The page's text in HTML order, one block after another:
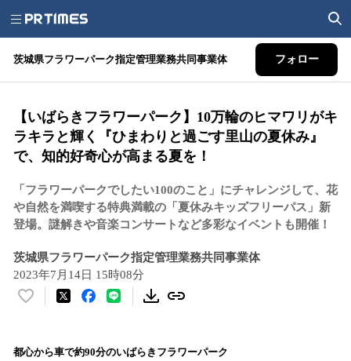
茨城県フラワーパーク指定管理業務共同事業体 フォロー
【いばらきフラワーパーク】10万輪のヒマワリがキ
ラキラと輝く『ひまわりと過ごす里山の夏休み』
で、知的好奇心が高まる夏を！
「フラワーパークでしたい100のこと」にチャレンジして、花
や自然を満喫する特典満載の「夏休みキッズフリーパス」新
登場。謎解きや音楽コンサートなど多彩なイベントも開催！
茨城県フラワーパーク指定管理業務共同事業体
2023年7月14日 15時08分
い
！
都心から車で約90分のいばらきフラワーパーク